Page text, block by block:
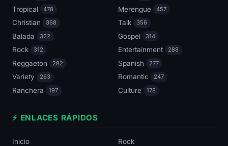
Tropical 478 Merengue 457
Christian 368 Talk 356
Balada 322 Gospel 314
Rock 312 Entertainment 288
Reggaeton 282 Spanish 277
Variety 263 Romantic 247
Ranchera 197 Culture 178
⚡ ENLACES RÁPIDOS
Inicio
Rock